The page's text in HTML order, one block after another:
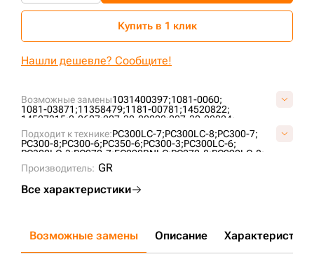
Возможные замены1031400397;1081-0060;
1081-03871;11358479;1181-00781;14520822;
14527315;2-0627;207-30-00022;207-30-00024;
207-30-00130;
207-30-00150; 207-30-00410;
207-30-00510;207-30-00511;207-30-00530;
207-30-00531;207-30-00610;207-30-00660;
9270-6001;A4030000M00;
P14520822;UF196K1E;VO64;
Подходит к технике:PC300LC-7;PC300LC-8;PC300-7;
PC300-8;PC300-6;PC350-6;PC300-3;PC300LC-6;
PC300LC-3;PC270-7;EC290BNLC;PC270-8;PC290LC-8;
PC300-8M0;
PC300-2;
SY365H;
Производитель: GR
Все характеристики
Купить в 1 клик
Нашли дешевле? Сообщите!
Возможные замены Описание Характеристики